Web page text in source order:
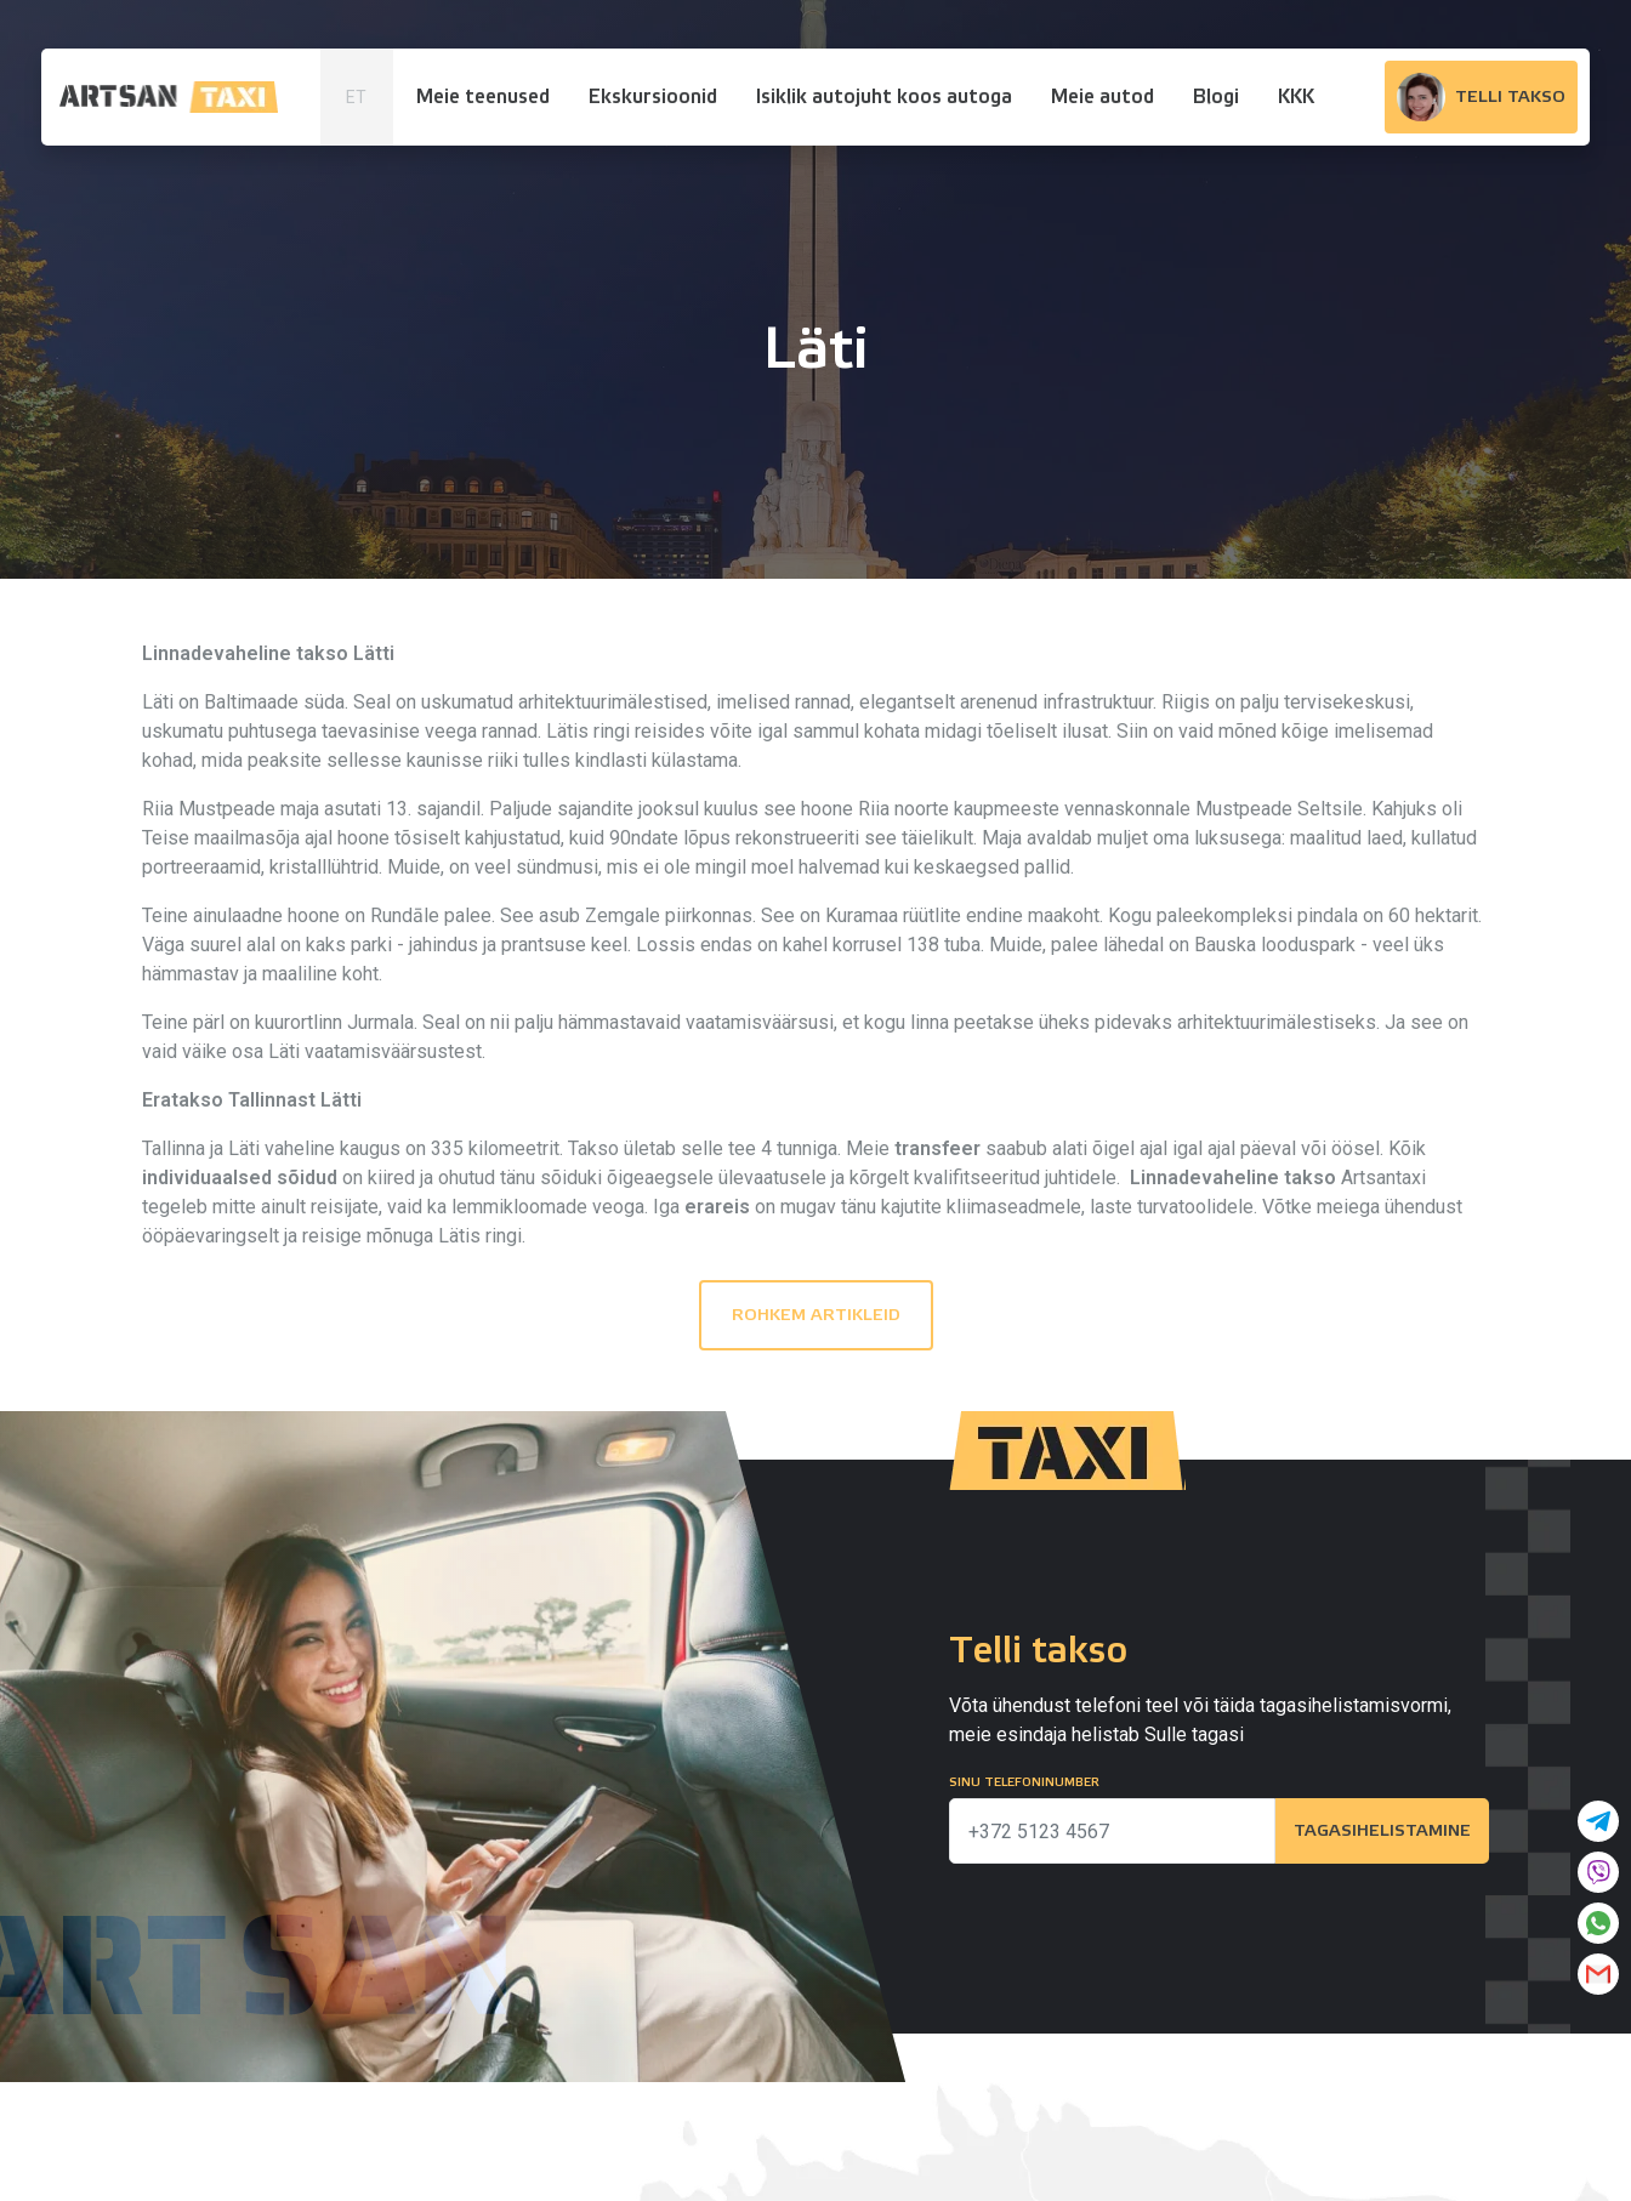
ET Meie teenused Ekskursioonid Isiklik autojuht koos autoga Meie autod Blogi KKK TELLI TAKSO
Läti
Linnadevaheline takso Lätti
Läti on Baltimaade süda. Seal on uskumatud arhitektuurimälestised, imelised rannad, elegantselt arenenud infrastruktuur. Riigis on palju tervisekeskusi,
uskumatu puhtusega taevasinise veega rannad. Lätis ringi reisides võite igal sammul kohata midagi tõeliselt ilusat. Siin on vaid mõned kõige imelisemad
kohad, mida peaksite sellesse kaunisse riiki tulles kindlasti külastama.
Riia Mustpeade maja asutati 13. sajandil. Paljude sajandite jooksul kuulus see hoone Riia noorte kaupmeeste vennaskonnale Mustpeade Seltsile. Kahjuks oli
Teise maailmasõja ajal hoone tõsiselt kahjustatud, kuid 90ndate lõpus rekonstrueeriti see täielikult. Maja avaldab muljet oma luksusega: maalitud laed, kullatud
portreeraamid, kristalllühtrid. Muide, on veel sündmusi, mis ei ole mingil moel halvemad kui keskaegsed pallid.
Teine ainulaadne hoone on Rundāle palee. See asub Zemgale piirkonnas. See on Kuramaa rüütlite endine maakoht. Kogu paleekompleksi pindala on 60 hektarit.
Väga suurel alal on kaks parki - jahindus ja prantsuse keel. Lossis endas on kahel korrusel 138 tuba. Muide, palee lähedal on Bauska looduspark - veel üks
hämmastav ja maaliline koht.
Teine pärl on kuurortlinn Jurmala. Seal on nii palju hämmastavaid vaatamisväärsusi, et kogu linna peetakse üheks pidevaks arhitektuurimälestiseks. Ja see on
vaid väike osa Läti vaatamisväärsustest.
Eratakso Tallinnast Lätti
Tallinna ja Läti vaheline kaugus on 335 kilomeetrit. Takso ületab selle tee 4 tunniga. Meie transfeer saabub alati õigel ajal igal ajal päeval või öösel. Kõik
individuaalsed sõidud on kiired ja ohutud tänu sõiduki õigeaegsele ülevaatusele ja kõrgelt kvalifitseeritud juhtidele. Linnadevaheline takso Artsantaxi
tegeleb mitte ainult reisijate, vaid ka lemmikloomade veoga. Iga erareis on mugav tänu kajutite kliimaseadmele, laste turvatoolidele. Võtke meiega ühendust
ööpäevaringselt ja reisige mõnuga Lätis ringi.
ROHKEM ARTIKLEID
Telli takso
Võta ühendust telefoni teel või täida tagasihelistamisvormi,
meie esindaja helistab Sulle tagasi
SINU TELEFONINUMBER
TAGASIHELISTAMINE